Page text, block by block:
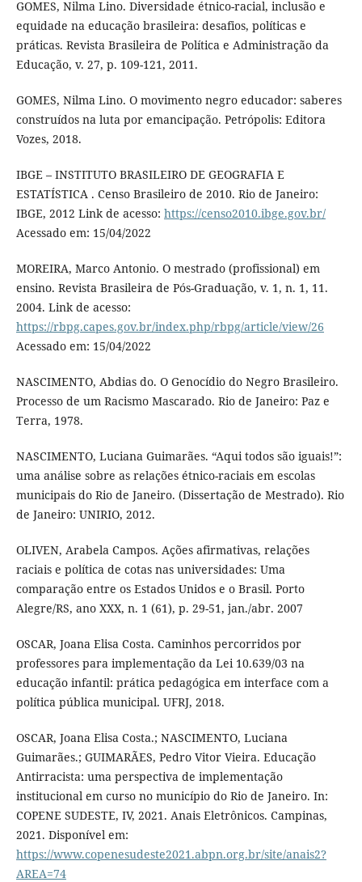
GOMES, Nilma Lino. Diversidade étnico-racial, inclusão e
equidade na educação brasileira: desafios, políticas e
práticas. Revista Brasileira de Política e Administração da
Educação, v. 27, p. 109-121, 2011.
GOMES, Nilma Lino. O movimento negro educador: saberes
construídos na luta por emancipação. Petrópolis: Editora
Vozes, 2018.
IBGE – INSTITUTO BRASILEIRO DE GEOGRAFIA E
ESTATÍSTICA . Censo Brasileiro de 2010. Rio de Janeiro:
IBGE, 2012 Link de acesso: https://censo2010.ibge.gov.br/
Acessado em: 15/04/2022
MOREIRA, Marco Antonio. O mestrado (profissional) em
ensino. Revista Brasileira de Pós-Graduação, v. 1, n. 1, 11.
2004. Link de acesso:
https://rbpg.capes.gov.br/index.php/rbpg/article/view/26
Acessado em: 15/04/2022
NASCIMENTO, Abdias do. O Genocídio do Negro Brasileiro.
Processo de um Racismo Mascarado. Rio de Janeiro: Paz e
Terra, 1978.
NASCIMENTO, Luciana Guimarães. “Aqui todos são iguais!”:
uma análise sobre as relações étnico-raciais em escolas
municipais do Rio de Janeiro. (Dissertação de Mestrado). Rio
de Janeiro: UNIRIO, 2012.
OLIVEN, Arabela Campos. Ações afirmativas, relações
raciais e política de cotas nas universidades: Uma
comparação entre os Estados Unidos e o Brasil. Porto
Alegre/RS, ano XXX, n. 1 (61), p. 29-51, jan./abr. 2007
OSCAR, Joana Elisa Costa. Caminhos percorridos por
professores para implementação da Lei 10.639/03 na
educação infantil: prática pedagógica em interface com a
política pública municipal. UFRJ, 2018.
OSCAR, Joana Elisa Costa.; NASCIMENTO, Luciana
Guimarães.; GUIMARÃES, Pedro Vitor Vieira. Educação
Antirracista: uma perspectiva de implementação
institucional em curso no município do Rio de Janeiro. In:
COPENE SUDESTE, IV, 2021. Anais Eletrônicos. Campinas,
2021. Disponível em:
https://www.copenesudeste2021.abpn.org.br/site/anais2?
AREA=74